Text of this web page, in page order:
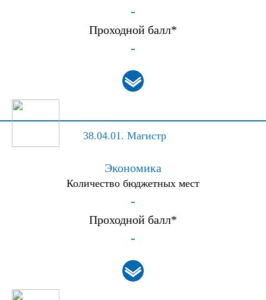
-
Проходной балл*
-
38.04.01. Магистр
Экономика
Количество бюджетных мест
-
Проходной балл*
-